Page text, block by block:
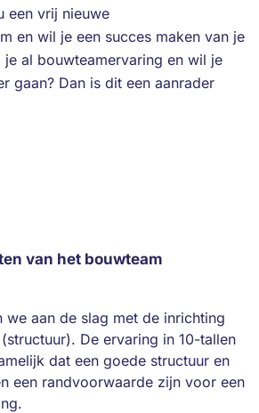
een vrij nieuwe
en wil je een succes maken van je
je al bouwteamervaring en wil je
gaan? Dan is dit een aanrader
van het bouwteam
we aan de slag met de inrichting
De ervaring in 10-tallen
dat een goede structuur en
een randvoorwaarde zijn voor een